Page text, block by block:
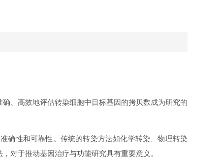
、高效地评估转染细胞中目标基因的拷贝数成为研究的
确性和可靠性。传统的转染方法如化学转染、物理转染
对于推动基因治疗与功能研究具有重要意义。